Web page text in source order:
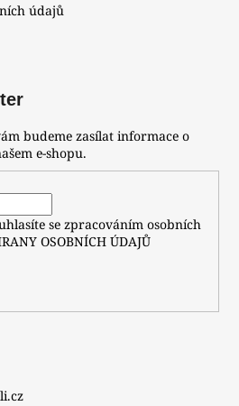
údajů
budeme zasílat informace o
e-shopu.
se zpracováním osobních
OSOBNÍCH ÚDAJŮ